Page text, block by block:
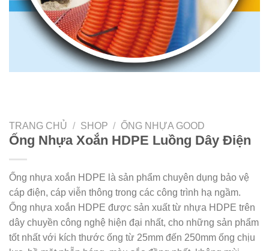
TRANG CHỦ / SHOP / ỐNG NHỰA GOOD
Ống Nhựa Xoắn HDPE Luồng Dây Điện
Ống nhựa xoắn HDPE là sản phẩm chuyên dụng bảo vệ
cáp điện, cáp viễn thông trong các công trình hạ ngầm.
Ống nhựa xoắn HDPE được sản xuất từ nhựa HDPE trên
dây chuyền công nghệ hiện đại nhất, cho những sản phẩm
tốt nhất với kích thước ống từ 25mm đến 250mm ống chịu